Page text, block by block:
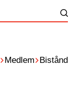
Medlem Bistånd